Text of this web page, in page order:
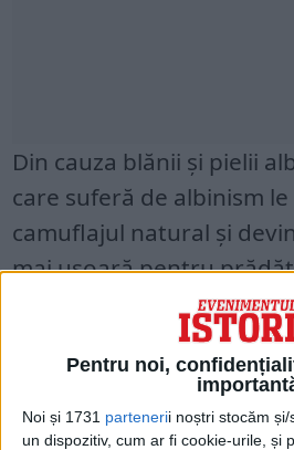
Pentru noi,
Noi și 1731 partenerii noștri stocăm
un dispozitiv, cum ar fi cookie-urile, și
Din cauza blănii şi pielii
care suferă de albinism
camuflajul natural şi
mai uşoară pentru
Gena care determină
una dominantă, ceea ce
urmaşii exemplarelor
pielea şi blana în